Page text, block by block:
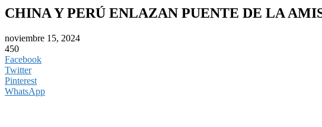
CHINA Y PERÚ ENLAZAN PUENTE DE LA
noviembre 15, 2024
450
Facebook
Twitter
Pinterest
WhatsApp